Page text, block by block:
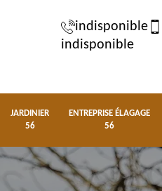
indisponible
indisponible
JARDINIER
56
ENTREPRISE ÉLAGAGE
56